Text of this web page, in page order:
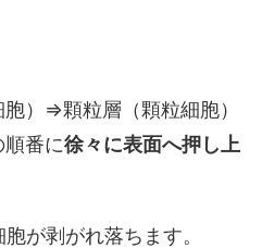
）⇒顆粒層（顆粒細胞）
番に徐々に表面へ押し上
が剥がれ落ちます。